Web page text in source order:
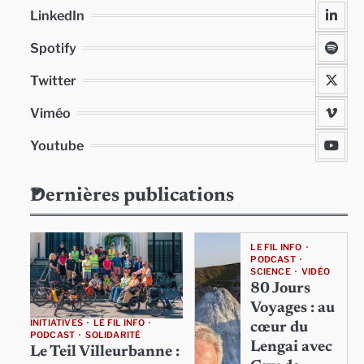
LinkedIn
Spotify
Twitter
Viméo
Youtube
Dernières publications
INITIATIVES
LE FIL INFO
PODCAST
SOLIDARITÉ
Le Teil Villeurbanne :
LE FIL INFO
PODCAST
SCIENCE
VIDÉO
80 Jours
Voyages : au
cœur du
Lengai avec